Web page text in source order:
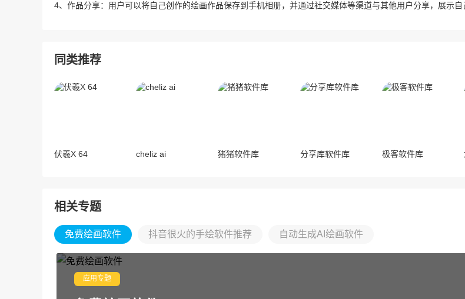
4、作品分享：用户可以将自己创作的绘画作品保存到手机相册，并通过社交媒体等渠道与其他用户分享，展示自
同类推荐
伏羲X 64 cheliz ai 猪猪软件库 分享库软件库 极客软件库
相关专题
免费绘画软件 抖音很火的手绘软件推荐 自动生成AI绘画软件
应用专题